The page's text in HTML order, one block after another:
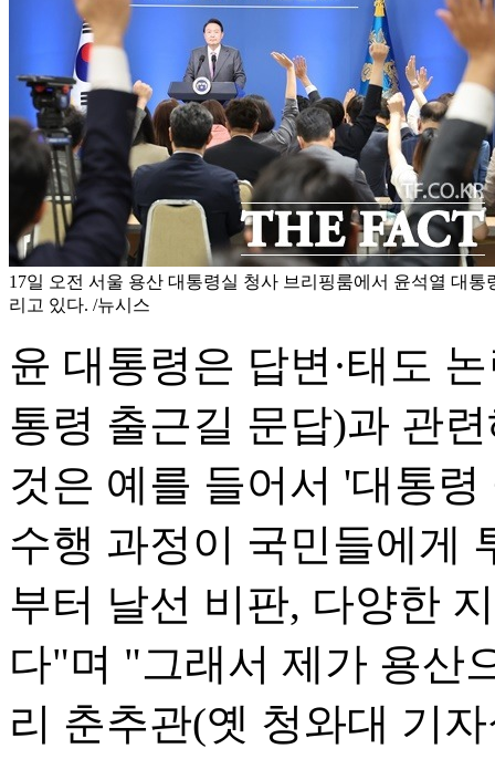
17일 오전 서울 용산 대통령실 청사 브리핑룸에서 윤석열 대통
리고 있다. /뉴시스
윤 대통령은 답변·태도
통령 출근길 문답)과 관
것은 예를 들어서 '대통
수행 과정이 국민들에게
부터 날선 비판, 다양한
다"며 "그래서 제가 용산
리 춘추관(옛 청와대 기